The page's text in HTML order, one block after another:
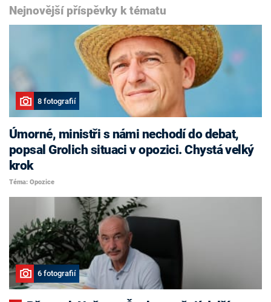
Nejnovější příspěvky k tématu
8 fotografií
Úmorné, ministři s námi nechodí do debat,
popsal Grolich situaci v opozici. Chystá velký
krok
Téma: Opozice
6 fotografií